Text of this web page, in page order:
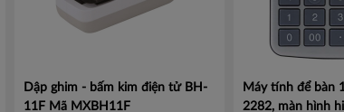
Dập ghim - bấm kim điện tử BH-
11F Mã MXBH11F
Máy tính để bàn
2282, màn hình